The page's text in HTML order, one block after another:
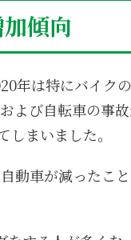
傾向
年は特にバイク
よび自転車の事
まいました。
動車が減ったこ